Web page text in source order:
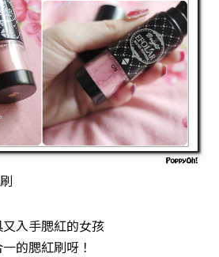
入手腮紅的女孩
的腮紅刷呀！